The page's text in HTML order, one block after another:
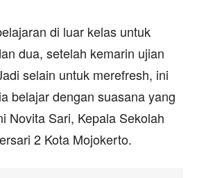
di luar kelas untuk
dua, setelah kemarin ujian
selain untuk merefresh, ini
belajar dengan suasana yang
Novita Sari, Kepala Sekolah
2 Kota Mojokerto.